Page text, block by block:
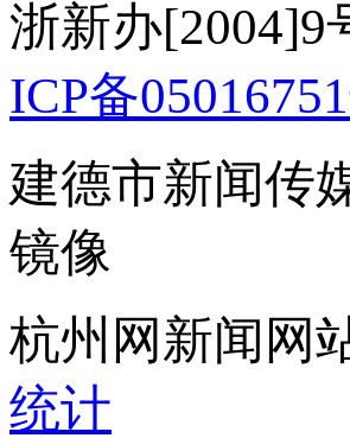
浙新办[2004]9
ICP备
建德市新闻传
镜像
杭州网新闻网
统计